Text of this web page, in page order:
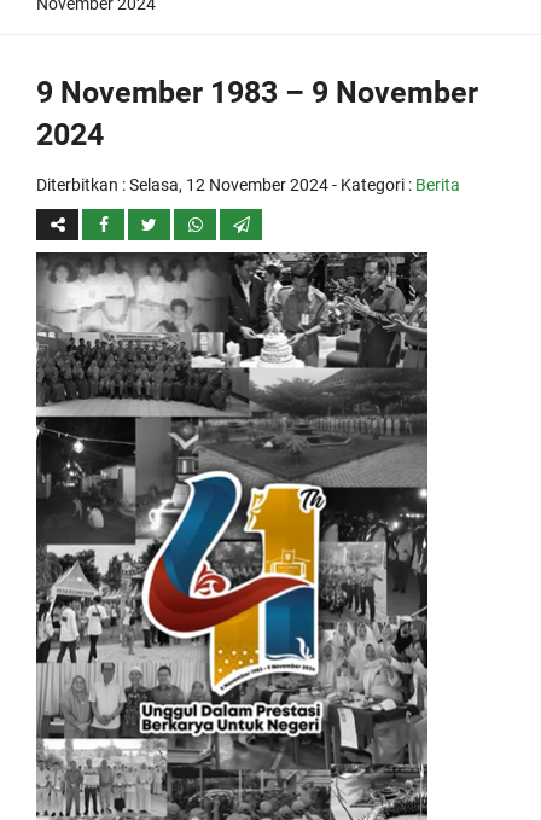
9 November 1983 – 9 November
2024
Diterbitkan :Selasa, 12 November 2024- Kategori : Berita